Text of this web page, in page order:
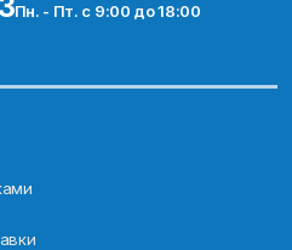
Пн. - Пт. с 9:00 до 18:00